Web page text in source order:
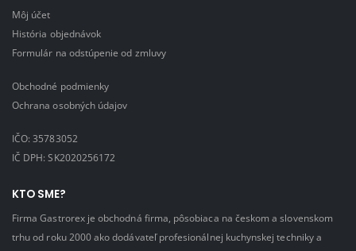
Môj účet
História objednávok
Formulár na odstúpenie od zmluvy
Obchodné podmienky
Ochrana osobných údajov
IČO: 35783052
IČ DPH: SK2020256172
KTO SME?
Firma Gastrorex je obchodná firma, pôsobiaca na českom a slovenskom
trhu od roku 2000 ako dodávateľ profesionálnej kuchynskej techniky a